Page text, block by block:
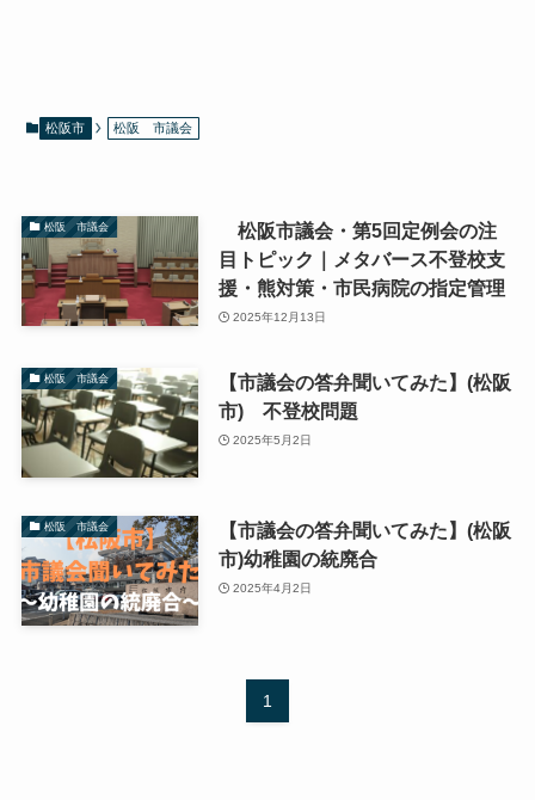
松阪市 松阪 市議会
松阪 市議会
松阪市議会・第5回定例会の注
目トピック｜メタバース不登校支
援・熊対策・市民病院の指定管理
2025年12月13日
松阪 市議会
【市議会の答弁聞いてみた】(松阪
市) 不登校問題
2025年5月2日
松阪 市議会
【市議会の答弁聞いてみた】(松阪
市)幼稚園の統廃合
2025年4月2日
1